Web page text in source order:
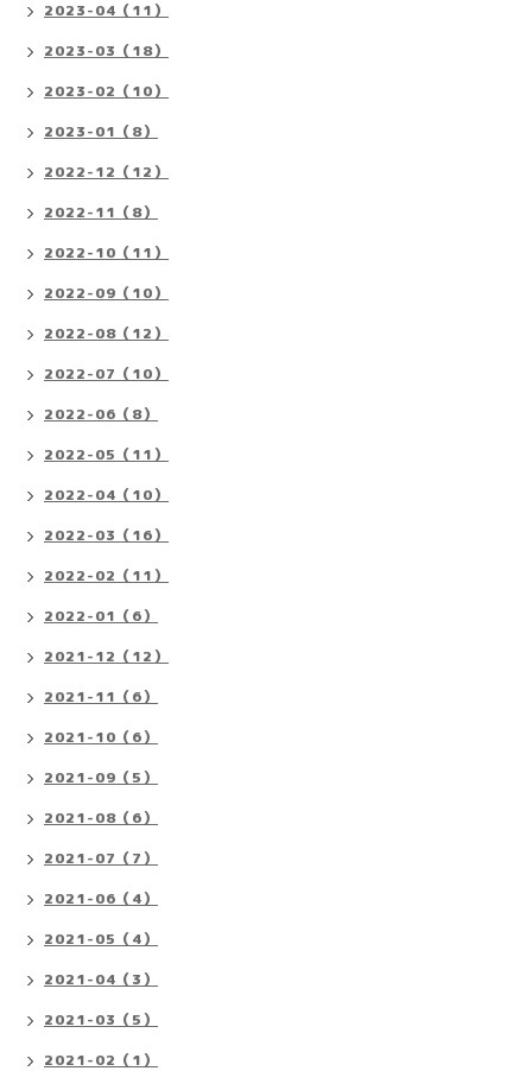
2023-04（11）
2023-03（18）
2023-02（10）
2023-01（8）
2022-12（12）
2022-11（8）
2022-10（11）
2022-09（10）
2022-08（12）
2022-07（10）
2022-06（8）
2022-05（11）
2022-04（10）
2022-03（16）
2022-02（11）
2022-01（6）
2021-12（12）
2021-11（6）
2021-10（6）
2021-09（5）
2021-08（6）
2021-07（7）
2021-06（4）
2021-05（4）
2021-04（3）
2021-03（5）
2021-02（1）